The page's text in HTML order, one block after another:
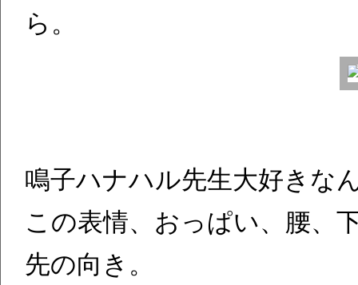
ら。
鳴子ハナハル先生大好きな
この表情、おっぱい、腰、
先の向き。